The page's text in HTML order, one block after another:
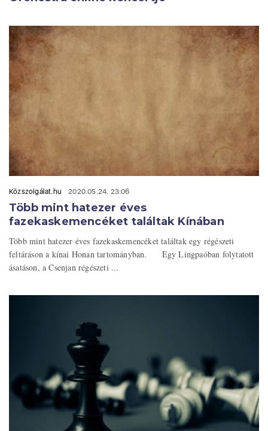
Közszolgálat.hu 2020.05.24. 23:06
Több mint hatezer éves
fazekaskemencéket találtak Kínában
Több mint hatezer éves fazekaskemencéket találtak egy régészeti
feltáráson a kínai Honan tartományban. Egy Lingpaóban folytatott
ásatáson, a Csenjan régészeti ...